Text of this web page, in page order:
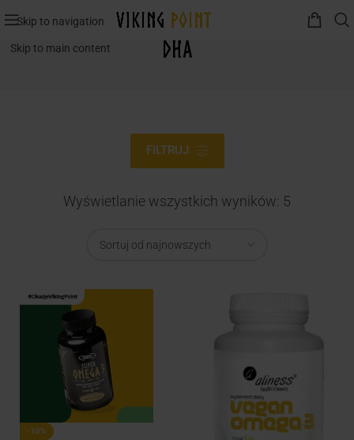
Skip to navigation
Skip to main content DHA
FILTRUJ
Wyświetlanie wszystkich wyników: 5
-10%